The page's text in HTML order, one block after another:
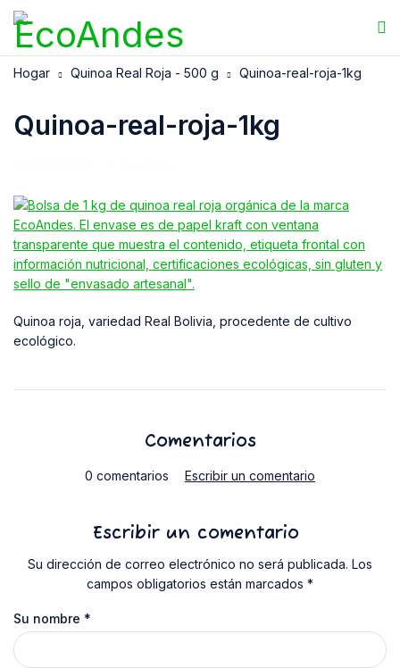
Hogar Quinoa Real Roja - 500 g Quinoa-real-roja-1kg
Quinoa-real-roja-1kg
Quinoa roja, variedad Real Bolivia, procedente de cultivo
ecológico.
Comentarios
0 comentarios Escribir un comentario
Escribir un comentario
Su dirección de correo electrónico no será publicada. Los
campos obligatorios están marcados *
Su nombre *